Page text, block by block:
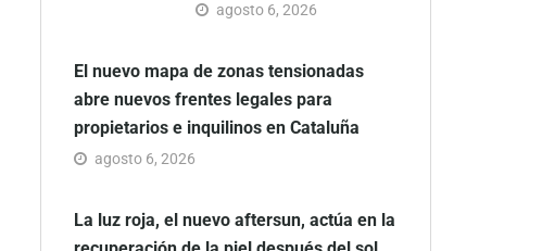
agosto 6, 2026
El nuevo mapa de zonas tensionadas
abre nuevos frentes legales para
propietarios e inquilinos en Cataluña
agosto 6, 2026
La luz roja, el nuevo aftersun, actúa en la